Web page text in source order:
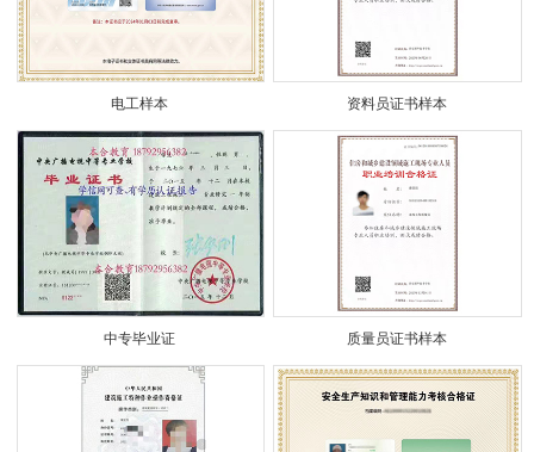
电工样本 资料员证书样本
中专毕业证 质量员证书样本